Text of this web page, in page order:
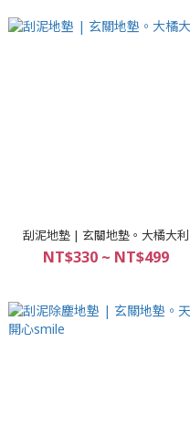
刮泥地墊 | 玄關地墊。大橘大利
NT$330 ~ NT$499